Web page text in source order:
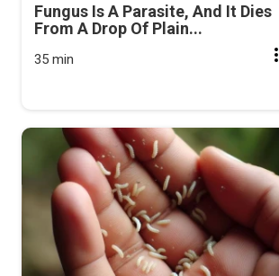
Fungus Is A Parasite, And It Dies
From A Drop Of Plain...
35 min